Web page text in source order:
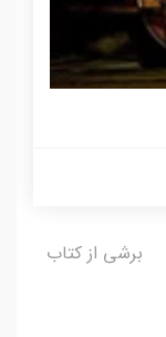
برشی از کتاب